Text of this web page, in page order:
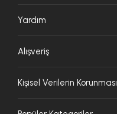
Yardım
Alışveriş
Kişisel Verilerin Korunması